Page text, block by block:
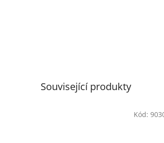
Související produkty
Kód: